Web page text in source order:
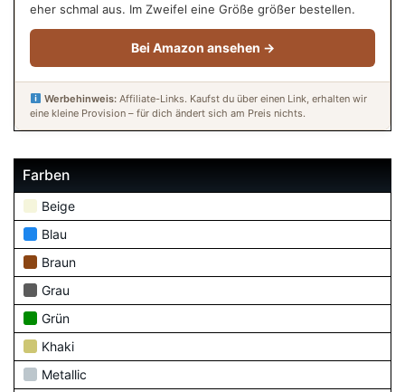
eher schmal aus. Im Zweifel eine Größe größer bestellen.
Bei Amazon ansehen →
Werbehinweis:Affiliate-Links. Kaufst du über einen Link, erhalten wir
eine kleine Provision – für dich ändert sich am Preis nichts.
Farben
Beige
Blau
Braun
Grau
Grün
Khaki
Metallic